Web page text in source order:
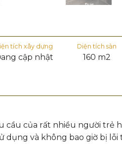
tích xây dựng
cập nhật
Diện tích sàn
160 m2
cầu của rất nhiều người trẻ
và không bao giờ bị